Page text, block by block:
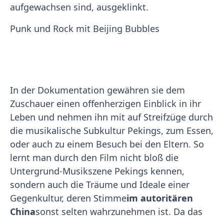
aufgewachsen sind, ausgeklinkt.
Punk und Rock mit Beijing Bubbles
In der Dokumentation gewähren sie dem
Zuschauer einen offenherzigen Einblick in ihr
Leben und nehmen ihn mit auf Streifzüge durch
die musikalische Subkultur Pekings, zum Essen,
oder auch zu einem Besuch bei den Eltern. So
lernt man durch den Film nicht bloß die
Untergrund-Musikszene Pekings kennen,
sondern auch die Träume und Ideale einer
Gegenkultur, deren Stimmeim autoritären
Chinasonst selten wahrzunehmen ist. Da das